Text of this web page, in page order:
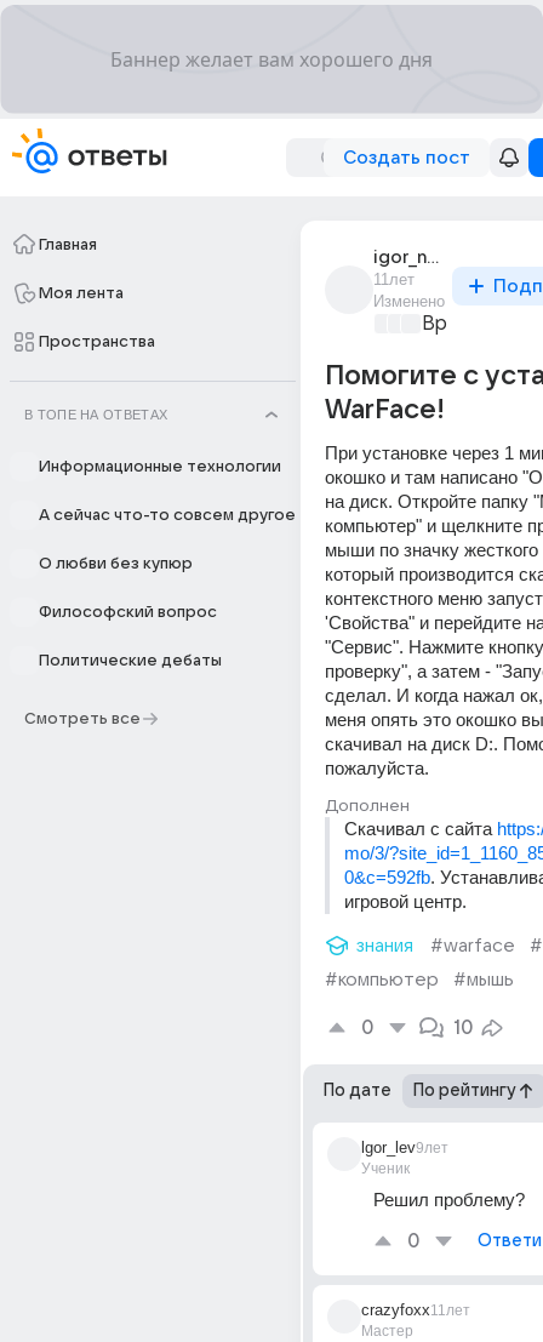
Создать пост
Главная
Моя лента
Пространства
В ТОПЕ НА ОТВЕТАХ
Информационные технологии
А сейчас что-то совсем другое
О любви без купюр
Философский вопрос
Политические дебаты
Смотреть все
igor_neznaev_2
11лет
Изменено
Время игр
Помогите с
WarFace!
При установке через 1
окошко и там написано
на диск. Откройте папку
компьютер" и щелкните
мыши по значку жесткого
который производится
контекстного меню
'Свойства" и перейдите
"Сервис". Нажмите
проверку", а затем -
сделал. И когда нажал
меня опять это окошко
скачивал на диск D:.
пожалуйста.
Дополнен
Скачивал с сайта
mo/3/
0&c=592fb.
игровой центр.
знания #warface
#компьютер
#мышь
0 10
По дате По рейтингу
lgor_lev
Ученик
9лет
Решил проблему?
0
crazyfoxx
Мастер
11лет